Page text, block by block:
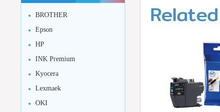
BROTHER
Epson
HP
INK Premium
Kyocera
Lexmaek
OKI